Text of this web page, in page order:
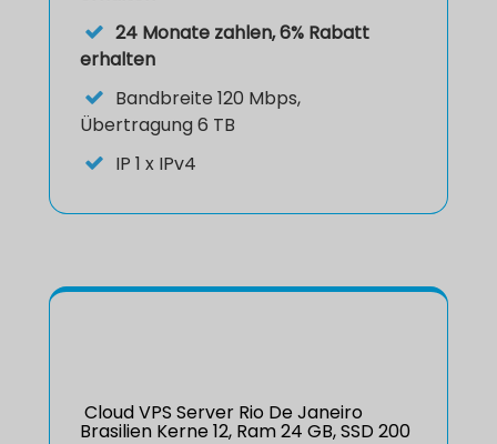
24 Monate zahlen, 6% Rabatt
erhalten
Bandbreite 120 Mbps,
Übertragung 6 TB
IP 1 x IPv4
Cloud VPS Server Rio De Janeiro
Brasilien Kerne 12, Ram 24 GB, SSD 200